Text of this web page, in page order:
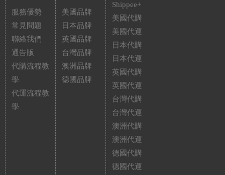
服務優勢
常見問題
聯絡我們
通告版
代購流程教
學
代運流程教
學
美國品牌
日本品牌
英國品牌
台灣品牌
澳洲品牌
德國品牌
Shippee+
美國代購
美國代運
日本代購
日本代運
英國代購
英國代運
台灣代購
台灣代運
澳洲代購
澳洲代運
德國代購
德國代運